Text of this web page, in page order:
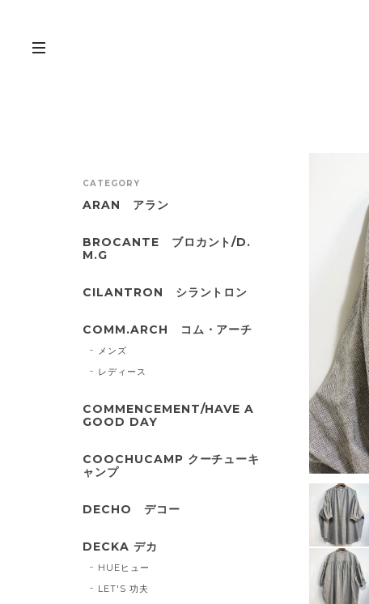
CATEGORY
ARAN アラン
BROCANTE ブロカント/D.
M.G
CILANTRON シラントロン
COMM.ARCH コム・アーチ
メンズ
レディース
COMMENCEMENT/HAVE A
GOOD DAY
COOCHUCAMP クーチューキ
ャンプ
DECHO デコー
DECKA デカ
HUEヒュー
LET'S 功夫